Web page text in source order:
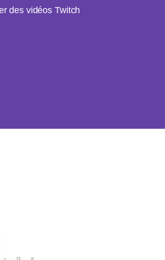
des vidéos Twitch